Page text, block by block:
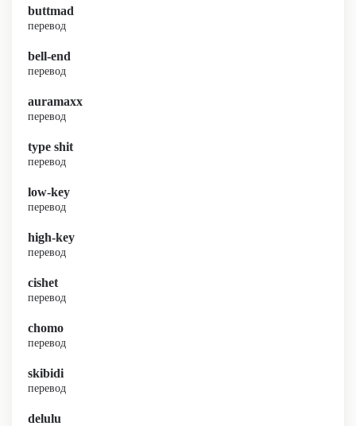
buttmad
перевод
bell-end
перевод
auramaxx
перевод
type shit
перевод
low-key
перевод
high-key
перевод
cishet
перевод
chomo
перевод
skibidi
перевод
delulu